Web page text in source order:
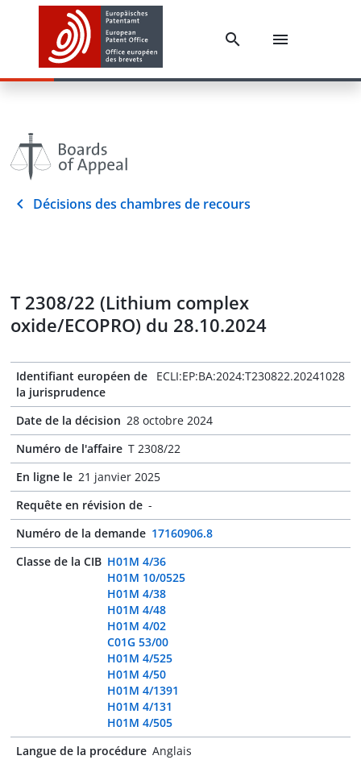
Décisions des chambres de recours
T 2308/22 (Lithium complex
oxide/ECOPRO) du 28.10.2024
Identifiant européen de
la jurisprudence
ECLI:EP:BA:2024:T230822.20241028
Date de la décision 28 octobre 2024
Numéro de l'affaire T 2308/22
En ligne le 21 janvier 2025
Requête en révision de -
Numéro de la demande 17160906.8
Classe de la CIB H01M 4/36
H01M 10/0525
H01M 4/38
H01M 4/48
H01M 4/02
C01G 53/00
H01M 4/525
H01M 4/50
H01M 4/1391
H01M 4/131
H01M 4/505
Langue de la procédure Anglais